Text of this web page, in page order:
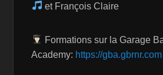
et François Claire
Formations sur la Garage
Academy: https://gba.gbrnr.com